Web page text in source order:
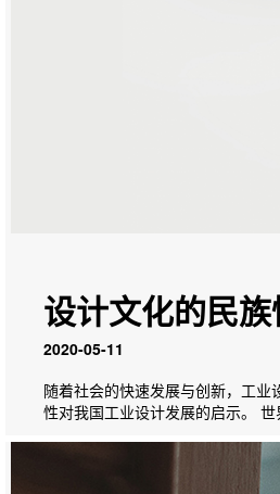
设计文化的民
2020-05-11
随着社会的快速发展与创新，工
性对我国工业设计发展的启示。 世